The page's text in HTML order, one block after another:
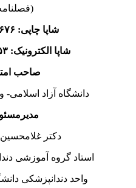
شاپا چاپی: ۴۶۷۶-
شاپا الکترونیک: ۷۳۵۳-۲۲۲۸
صاحب
دانشگاه آزاد اسلامی-
دکتر
استاد گروه آموزشی
واحد دندانپزشکی